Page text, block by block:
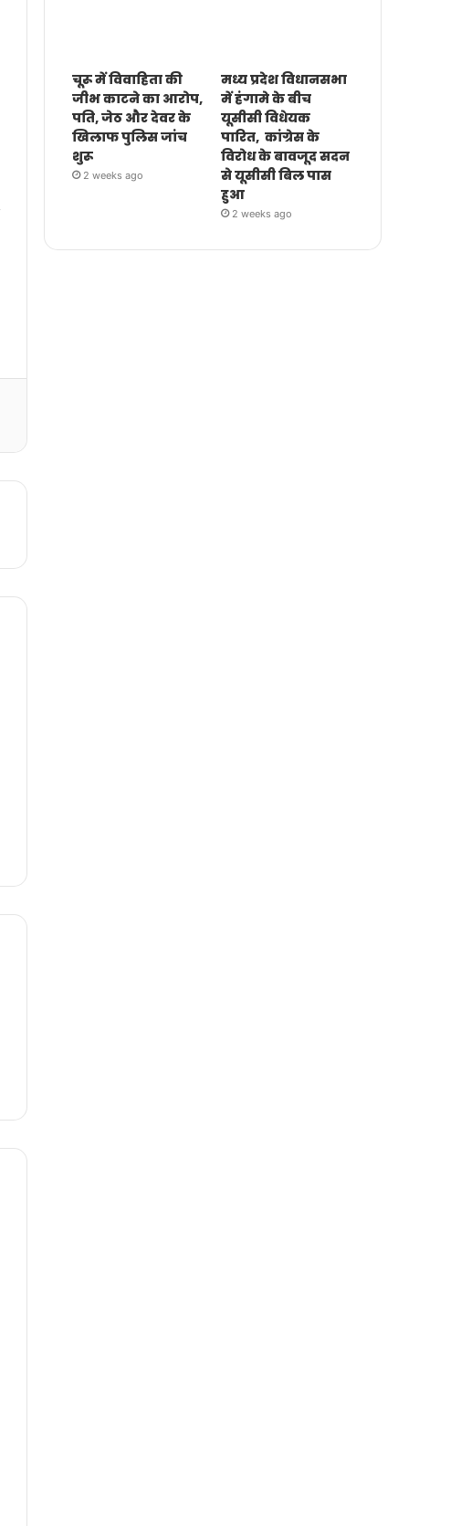
चूरू में विवाहिता की
जीभ काटने का आरोप,
पति, जेठ और देवर के
खिलाफ पुलिस जांच
शुरू
2 weeks ago
मध्य प्रदेश विधानसभा
में हंगामे के बीच
यूसीसी विधेयक
पारित, कांग्रेस के
विरोध के बावजूद सदन
से यूसीसी बिल पास
हुआ
2 weeks ago